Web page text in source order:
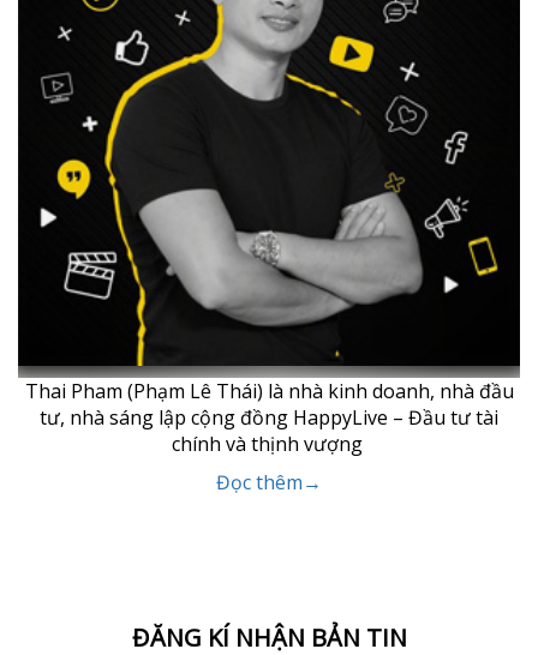
Thai Pham (Phạm Lê Thái) là nhà kinh doanh, nhà đầu
tư, nhà sáng lập cộng đồng HappyLive – Đầu tư tài
chính và thịnh vượng
Đọc thêm→
ĐĂNG KÍ NHẬN BẢN TIN